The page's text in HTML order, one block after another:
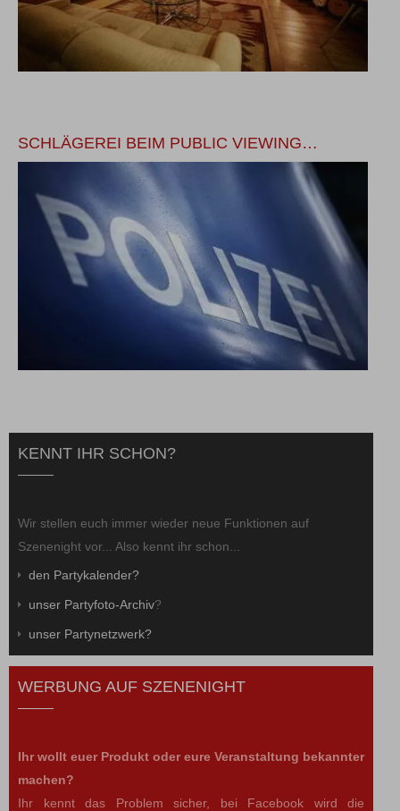
SCHLÄGEREI BEIM PUBLIC VIEWING…
KENNT IHR SCHON?
Wir stellen euch immer wieder neue Funktionen auf
Szenenight vor... Also kennt ihr schon...
den Partykalender?
unser Partyfoto-Archiv?
unser Partynetzwerk?
WERBUNG AUF SZENENIGHT
Ihr wollt euer Produkt oder eure Veranstaltung bekannter
machen?
Ihr kennt das Problem sicher, bei Facebook wird die